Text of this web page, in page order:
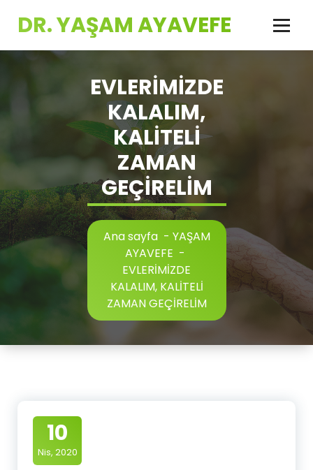
DR. YAŞAM AYAVEFE
EVLERİMİZDE
KALALIM,
KALİTELİ
ZAMAN
GEÇİRELİM
Ana sayfa- YAŞAM
AYAVEFE -
EVLERİMİZDE
KALALIM, KALİTELİ
ZAMAN GEÇİRELİM
10
Nis, 2020